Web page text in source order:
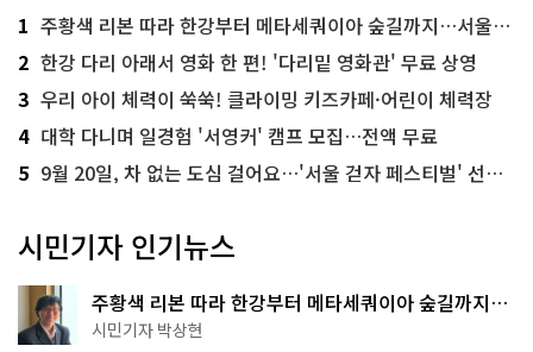
1 주황색 리본 따라 한강부터 메타세쿼이아 숲길까지…서울둘레길 15코스
2 한강 다리 아래서 영화 한 편! '다리밑 영화관' 무료 상영
3 우리 아이 체력이 쑥쑥! 클라이밍 키즈카페·어린이 체력장
4 대학 다니며 일경험 '서영커' 캠프 모집…전액 무료
5 9월 20일, 차 없는 도심 걸어요…'서울 걷자 페스티벌' 선착순 5천명
시민기자 인기뉴스
주황색 리본 따라 한강부터 메타세쿼이아 숲길까지…
서울둘레길 15코스
시민기자 박상현